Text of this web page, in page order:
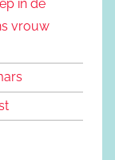
in de
vrouw